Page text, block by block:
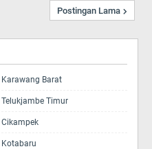
Postingan Lama
Karawang Barat
Telukjambe Timur
Cikampek
Kotabaru